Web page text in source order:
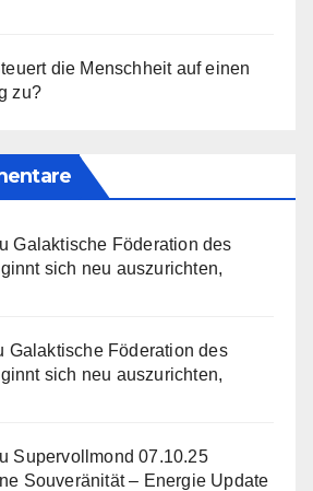
die Menschheit auf einen
zu?
Galaktische Föderation des
sich neu auszurichten,
Galaktische Föderation des
sich neu auszurichten,
Supervollmond 07.10.25
Souveränität – Energie Update